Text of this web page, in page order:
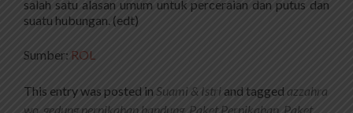
salah satu alasan umum untuk perceraian dan putus dan
suatu hubungan. (edt)
Sumber: ROL
This entry was posted in Suami & Istri and tagged azzahra
wo, gedung pernikahan bandung, Paket Pernikahan, Paket